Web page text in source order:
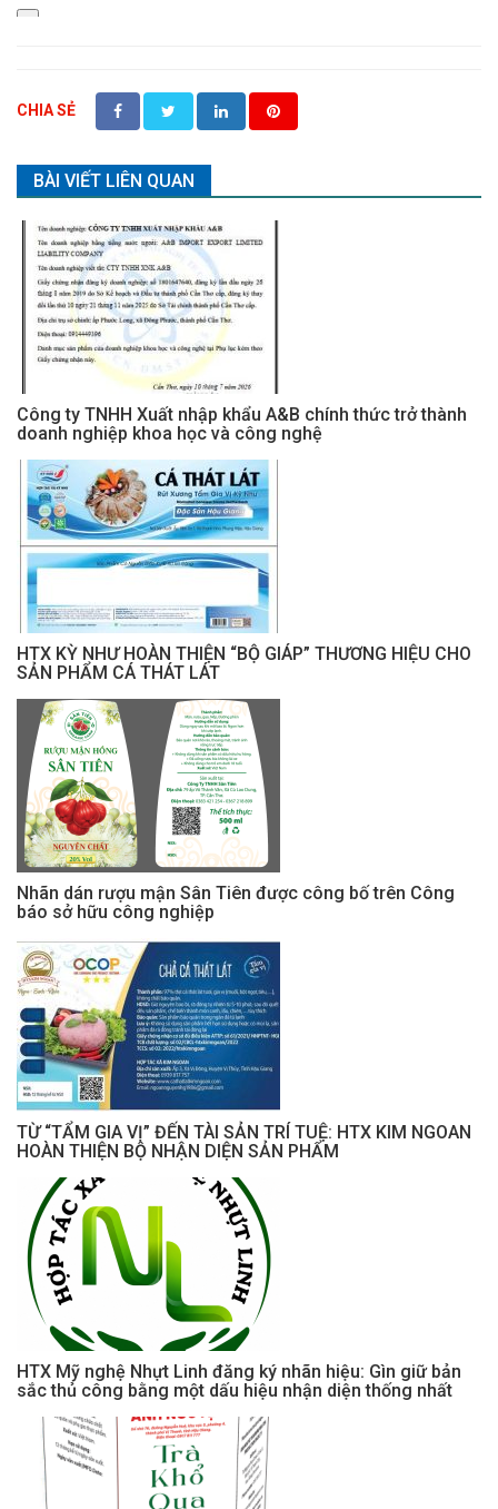
CHIA SẺ
BÀI VIẾT LIÊN QUAN
Công ty TNHH Xuất nhập khẩu A&B chính thức trở thành
doanh nghiệp khoa học và công nghệ
HTX KỲ NHƯ HOÀN THIỆN “BỘ GIÁP” THƯƠNG HIỆU CHO
SẢN PHẨM CÁ THÁT LÁT
Nhãn dán rượu mận Sân Tiên được công bố trên Công
báo sở hữu công nghiệp
TỪ “TẨM GIA VỊ” ĐẾN TÀI SẢN TRÍ TUỆ: HTX KIM NGOAN
HOÀN THIỆN BỘ NHẬN DIỆN SẢN PHẨM
HTX Mỹ nghệ Nhựt Linh đăng ký nhãn hiệu: Gìn giữ bản
sắc thủ công bằng một dấu hiệu nhận diện thống nhất